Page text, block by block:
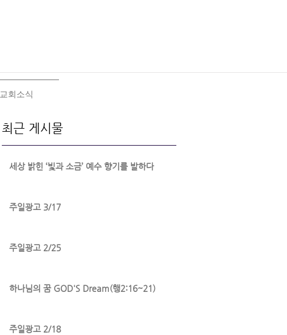
교회소식
최근 게시물
세상 밝힌 ‘빛과 소금’ 예수 향기를 발하다
주일광고 3/17
주일광고 2/25
하나님의 꿈 GOD'S Dream(행2:16~21)
주일광고 2/18